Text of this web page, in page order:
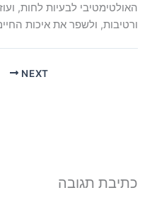
האולטימטיבי לבעיות לחות,
ורטיבות, ולשפר את איכות
NEXT
כתיבת תגובה